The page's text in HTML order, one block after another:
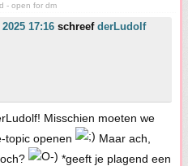
- open for dm
17:16 schreef derLudolf
Misschien moeten we
topic openen
Maar ach,
*geeft je plagend een